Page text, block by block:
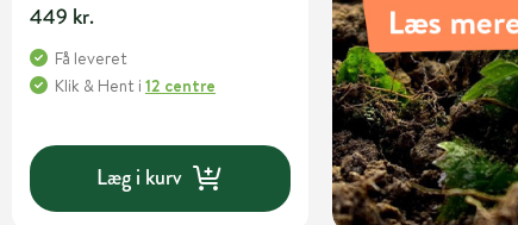
449 kr.
Få leveret
Klik & Hent i 12 centre
Læg i kurv